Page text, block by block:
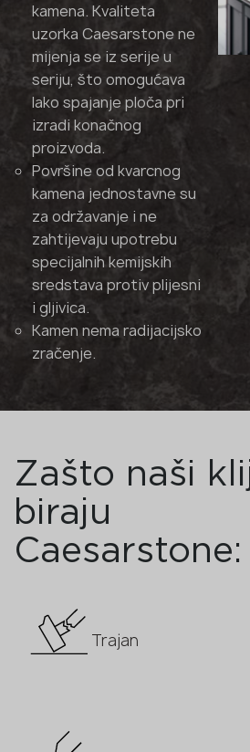
kamena. Kvaliteta
uzorka Caesarstone ne
mijenja se iz serije u
seriju, što omogućava
lako spajanje ploča pri
izradi konačnog
proizvoda.
Površine od kvarcnog
kamena jednostavne su
za održavanje i ne
zahtijevaju upotrebu
specijalnih kemijskih
sredstava protiv plijesni
i gljivica.
Kamen nema radijacijsko
zračenje.
Zašto naši
biraju
Caesarstone:
Trajan